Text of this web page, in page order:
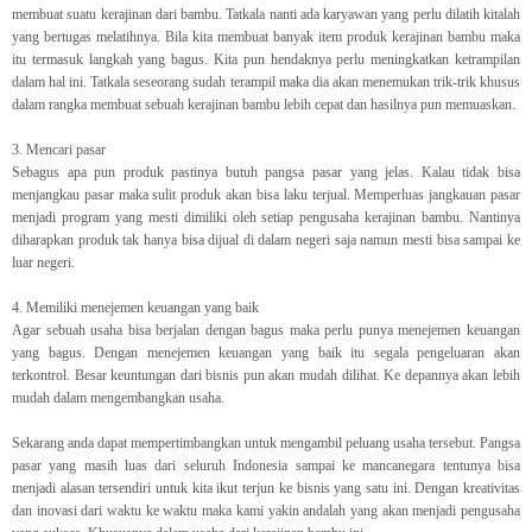
membuat suatu kerajinan dari bambu. Tatkala nanti ada karyawan yang perlu dilatih kitalah
yang bertugas melatihnya. Bila kita membuat banyak item produk kerajinan bambu maka
itu termasuk langkah yang bagus. Kita pun hendaknya perlu meningkatkan ketrampilan
dalam hal ini. Tatkala seseorang sudah terampil maka dia akan menemukan trik-trik khusus
dalam rangka membuat sebuah kerajinan bambu lebih cepat dan hasilnya pun memuaskan.
3. Mencari pasar
Sebagus apa pun produk pastinya butuh pangsa pasar yang jelas. Kalau tidak bisa
menjangkau pasar maka sulit produk akan bisa laku terjual. Memperluas jangkauan pasar
menjadi program yang mesti dimiliki oleh setiap pengusaha kerajinan bambu. Nantinya
diharapkan produk tak hanya bisa dijual di dalam negeri saja namun mesti bisa sampai ke
luar negeri.
4. Memiliki menejemen keuangan yang baik
Agar sebuah usaha bisa berjalan dengan bagus maka perlu punya menejemen keuangan
yang bagus. Dengan menejemen keuangan yang baik itu segala pengeluaran akan
terkontrol. Besar keuntungan dari bisnis pun akan mudah dilihat. Ke depannya akan lebih
mudah dalam mengembangkan usaha.
Sekarang anda dapat mempertimbangkan untuk mengambil peluang usaha tersebut. Pangsa
pasar yang masih luas dari seluruh Indonesia sampai ke mancanegara tentunya bisa
menjadi alasan tersendiri untuk kita ikut terjun ke bisnis yang satu ini. Dengan kreativitas
dan inovasi dari waktu ke waktu maka kami yakin andalah yang akan menjadi pengusaha